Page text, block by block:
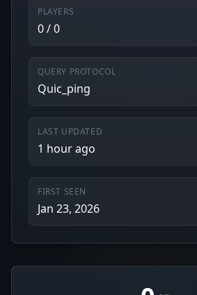
PLAYERS
0 / 0
QUERY PROTOCOL
Quic_ping
LAST UPDATED
1 hour ago
FIRST SEEN
Jan 23, 2026